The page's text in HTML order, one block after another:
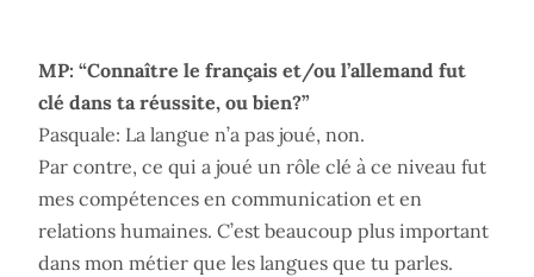
MP: “Connaître le français et/ou l’allemand fut
clé dans ta réussite, ou bien?”
Pasquale: La langue n’a pas joué, non.
Par contre, ce qui a joué un rôle clé à ce niveau fut
mes compétences en communication et en
relations humaines. C’est beaucoup plus important
dans mon métier que les langues que tu parles.